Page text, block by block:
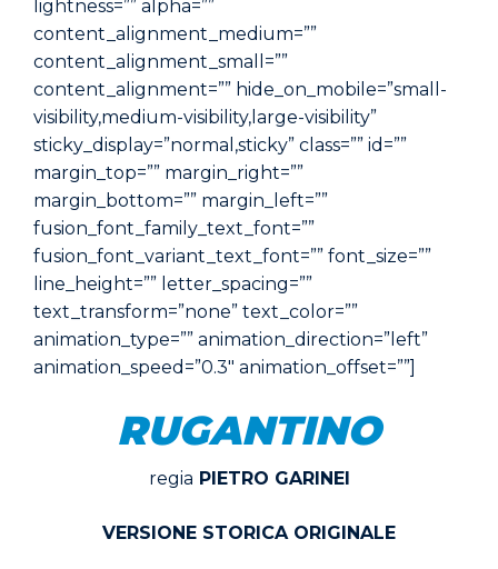
lightness=”” alpha=””
content_alignment_medium=””
content_alignment_small=””
content_alignment=”” hide_on_mobile=”small-
visibility,medium-visibility,large-visibility”
sticky_display=”normal,sticky” class=”” id=””
margin_top=”” margin_right=””
margin_bottom=”” margin_left=””
fusion_font_family_text_font=””
fusion_font_variant_text_font=”” font_size=””
line_height=”” letter_spacing=””
text_transform=”none” text_color=””
animation_type=”” animation_direction=”left”
animation_speed=”0.3″ animation_offset=””]
RUGANTINO
regia PIETRO GARINEI
VERSIONE STORICA ORIGINALE